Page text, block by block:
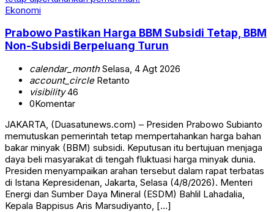
Ekonomi
Prabowo Pastikan Harga BBM Subsidi Tetap, BBM
Non-Subsidi Berpeluang Turun
calendar_monthSelasa, 4 Agt 2026
account_circleRetanto
visibility46
0Komentar
JAKARTA, (Duasatunews.com) – Presiden Prabowo Subianto
memutuskan pemerintah tetap mempertahankan harga bahan
bakar minyak (BBM) subsidi. Keputusan itu bertujuan menjaga
daya beli masyarakat di tengah fluktuasi harga minyak dunia.
Presiden menyampaikan arahan tersebut dalam rapat terbatas
di Istana Kepresidenan, Jakarta, Selasa (4/8/2026). Menteri
Energi dan Sumber Daya Mineral (ESDM) Bahlil Lahadalia,
Kepala Bappisus Aris Marsudiyanto, […]